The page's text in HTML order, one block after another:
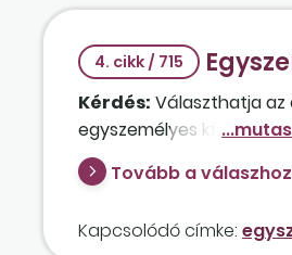
4. cikk / 715
Kérdés: Választhatja az
egyszemélyes kft.
Tovább a válaszhoz
Kapcsolódó címke: